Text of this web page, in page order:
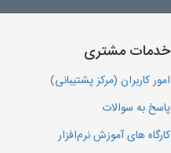
خدمات مشتری
امور کاربران (مرکز پشتیبانی)
پاسخ به سوالات
کارگاه های آموزش نرم‌افزار